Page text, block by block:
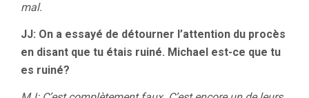
mal.
JJ: On a essayé de détourner l’attention du procès
en disant que tu étais ruiné. Michael est-ce que tu
es ruiné?